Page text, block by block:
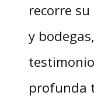
recorre
y
profunda